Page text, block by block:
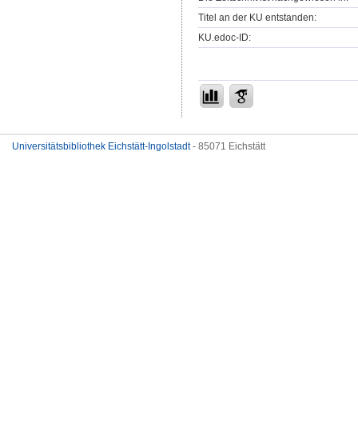
Titel an der KU entstanden:
KU.edoc-ID:
Universitätsbibliothek Eichstätt-Ingolstadt- 85071 Eichstätt